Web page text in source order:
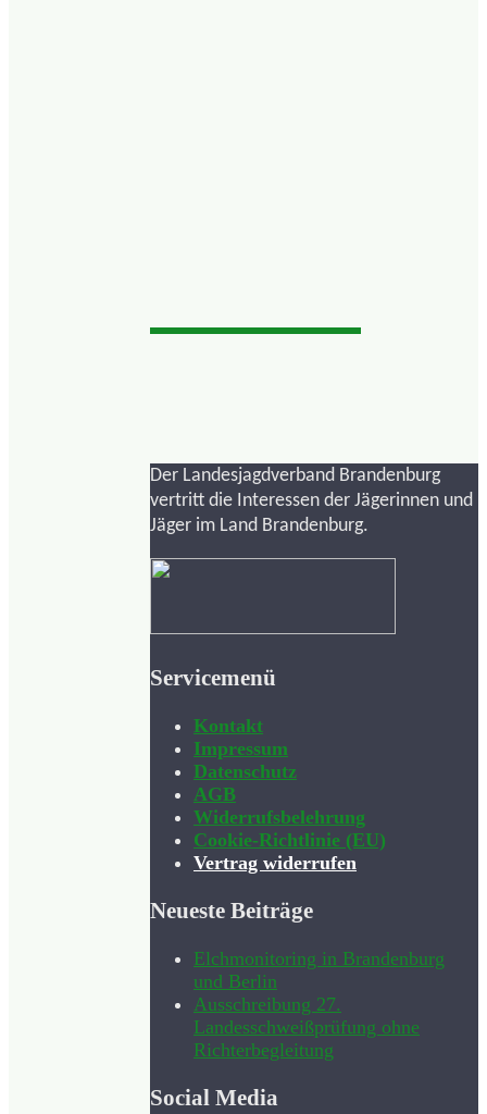
Der Landesjagdverband Brandenburg
vertritt die Interessen der Jägerinnen und
Jäger im Land Brandenburg.
Servicemenü
Kontakt
Impressum
Datenschutz
AGB
Widerrufsbelehrung
Cookie-Richtlinie (EU)
Vertrag widerrufen
Neueste Beiträge
Elchmonitoring in Brandenburg
und Berlin
Ausschreibung 27.
Landesschweißprüfung ohne
Richterbegleitung
Social Media